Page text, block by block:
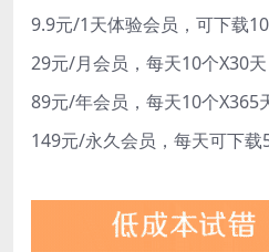
9.9元/1天体验会员，可下载
29元/月会员，每天10个X30天
89元/年会员，每天10个X365
149元/永久会员，每天可下载